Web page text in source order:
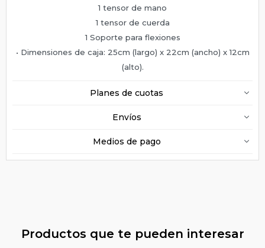
1 tensor de mano
1 tensor de cuerda
1 Soporte para flexiones
• Dimensiones de caja: 25cm (largo) x 22cm (ancho) x 12cm
(alto).
Planes de cuotas
Envíos
Medios de pago
Productos que te pueden interesar